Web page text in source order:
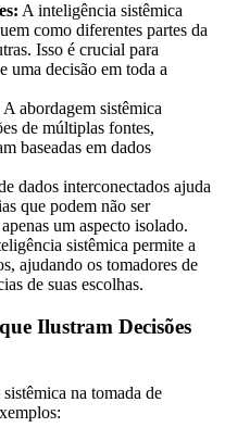
A inteligência sistêmica
como diferentes partes da
Isso é crucial para
uma decisão em toda a
A abordagem sistêmica
de múltiplas fontes,
baseadas em dados
dados interconectados ajuda
que podem não ser
um aspecto isolado.
sistêmica permite a
ajudando os tomadores de
de suas escolhas.
Ilustram Decisões
na tomada de